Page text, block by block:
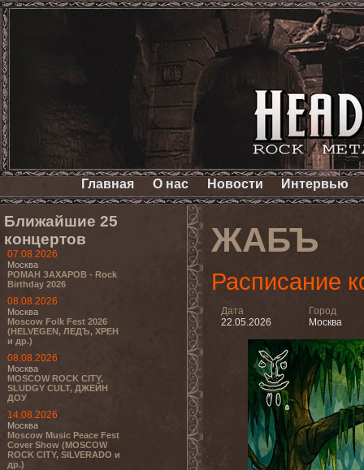
Главная О нас Новости Интервью
Ближайшие 25
концертов
07.08.2026
Москва
РОМАН ЗАХАРОВ - Rock
Birthday 2026
08.08.2026
Москва
Moscow Folk Fest 2026
(HELVEGEN, ЛЕДЪ, ХРЕН
и др.)
08.08.2026
Москва
MOSCOW ROCK CITY,
SLUDGY CULT, ДЖЕЙН
ДОУ
14.08.2026
Москва
Moscow Music Peace Fest
Cover Show (MOSCOW
ROCK CITY, SILVERADO и
др.)
ЖАБЪ
Расписание
Дата
22.05.2026
Город
Москва